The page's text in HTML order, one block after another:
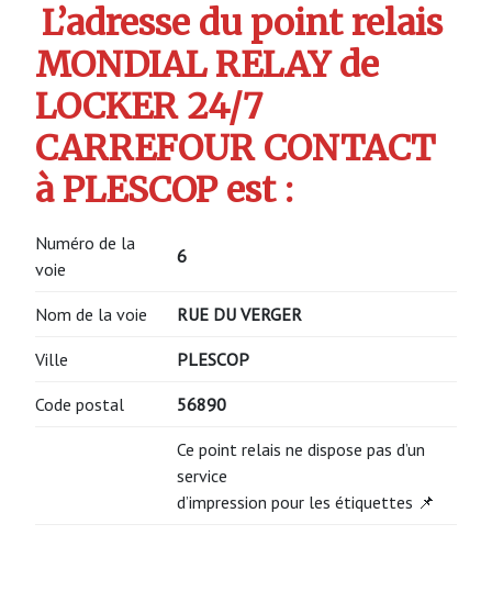
L’adresse du point relais
MONDIAL RELAY de
LOCKER 24/7
CARREFOUR CONTACT
à PLESCOP est :
Numéro de la
voie
6
Nom de la voie RUE DU VERGER
Ville PLESCOP
Code postal 56890
Ce point relais ne dispose pas d’un
service
d’impression pour les étiquettes 📌